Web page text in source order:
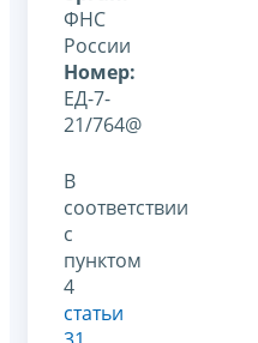
ФНС
России
Номер:
ЕД-7-
21/764@
В
соответствии
с
пунктом
4
статьи